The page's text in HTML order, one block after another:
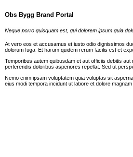
Obs Bygg Brand Portal
Neque porro quisquam est, qui dolorem ipsum quia
At vero eos et accusamus et iusto odio dignissimos
dolorum fuga. Et harum quidem rerum facilis est et
Temporibus autem quibusdam et aut officiis debitis
perferendis doloribus asperiores repellat. Sed ut
Nemo enim ipsam voluptatem quia voluptas sit
eius modi tempora incidunt ut labore et dolore